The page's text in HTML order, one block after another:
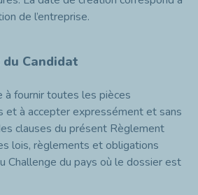
de l’entreprise.
Candidat
à fournir toutes les pièces
et à accepter expressément et sans
clauses du présent Règlement
lois, règlements et obligations
Challenge du pays où le dossier est